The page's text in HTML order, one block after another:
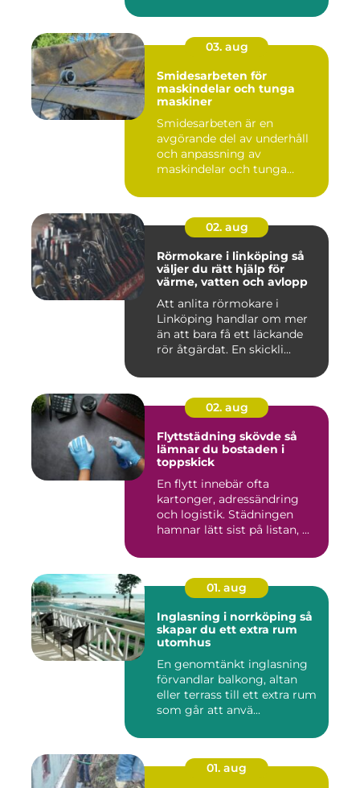
03. aug
Smidesarbeten för
maskindelar och tunga
maskiner
Smidesarbeten är en
avgörande del av underhåll
och anpassning av
maskindelar och tunga
02. aug
Rörmokare i linköping så
väljer du rätt hjälp för
värme, vatten och avlopp
Att anlita rörmokare i
Linköping handlar om mer
än att bara få ett läckande
rör åtgärdat. En skickli...
02. aug
Flyttstädning skövde så
lämnar du bostaden i
toppskick
En flytt innebär ofta
kartonger, adressändring
och logistik. Städningen
hamnar lätt sist på listan, ...
01. aug
Inglasning i norrköping så
skapar du ett extra rum
utomhus
En genomtänkt inglasning
förvandlar balkong, altan
eller terrass till ett extra rum
som går att anvä...
01. aug